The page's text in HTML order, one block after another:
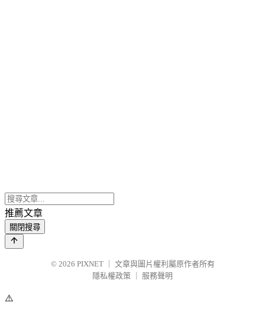
推薦文章
關閉搜尋
© 2026 PIXNET
文章與圖片權利屬原作者所有
隱私權政策
服務聲明
⚠️